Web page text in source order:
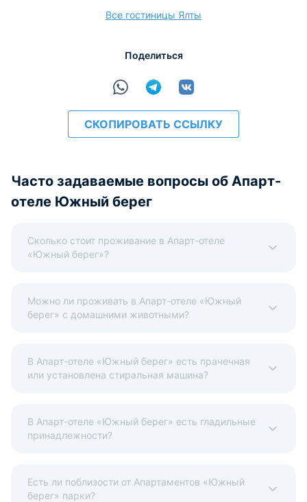
Все гостиницы Ялты
Поделиться
СКОПИРОВАТЬ ССЫЛКУ
Часто задаваемые вопросы об Апарт-
отеле Южный берег
Сколько стоит проживание в Апарт-отеле
«Южный берег»?
Можно ли проживать в Апарт-отеле «Южный
берег» с домашними животными?
В Апарт-отеле «Южный берег» есть прачечная
или установлена стиральная машина?
В Апарт-отеле «Южный берег» есть гладильные
принадлежности?
Есть ли поблизости от Апартаментов «Южный
берег» парки?